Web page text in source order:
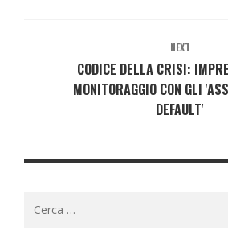
NEXT
CODICE DELLA CRISI:
MONITORAGGIO CON GLI
DEFAULT'